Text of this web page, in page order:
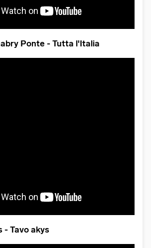
Ponte - Tutta l'Italia
- Tavo akys